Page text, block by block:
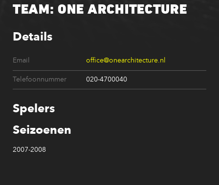
TEAM: ONE ARCHITECTURE
Details
Email office@onearchitecture.nl
Telefoonnummer 020-4700040
Spelers
Seizoenen
2007-2008